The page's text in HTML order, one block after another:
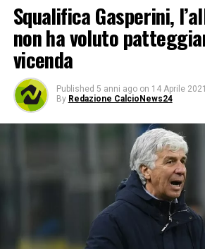
Squalifica Gasperini,
non ha voluto
vicenda
Published 5 anni ago on 14 Aprile 2021
By Redazione CalcioNews24